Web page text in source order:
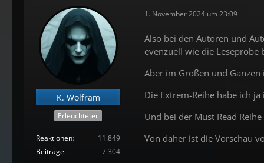
K. Wolfram
Erleuchteter
Reaktionen
11.849
Beiträge
7.304
1. November 2024 um 23:09
Also bei den Autoren und
evenzuell wie die Leseprobe
Aber im Großen und
Die Extrem-Reihe habe ich
Und bei der Must Read
Von daher ist die Vorschau